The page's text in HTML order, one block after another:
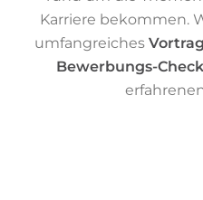
Karriere bekommen.
umfangreiches
Bewerbungs-Check